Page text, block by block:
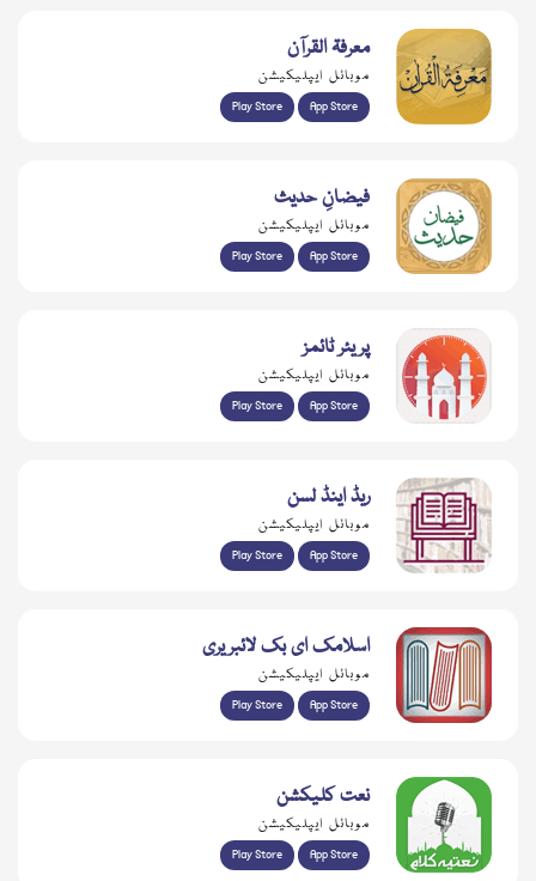
معرفۃ القرآن
موبائل ایپلیکیشن
Play Store App Store
فیضانِ حدیث
موبائل ایپلیکیشن
Play Store App Store
پریئر ٹائمز
موبائل ایپلیکیشن
Play Store App Store
ریڈ اینڈ لسن
موبائل ایپلیکیشن
Play Store App Store
اسلامک ای بک لائبریری
موبائل ایپلیکیشن
Play Store App Store
نعت کلیکشن
موبائل ایپلیکیشن
Play Store App Store